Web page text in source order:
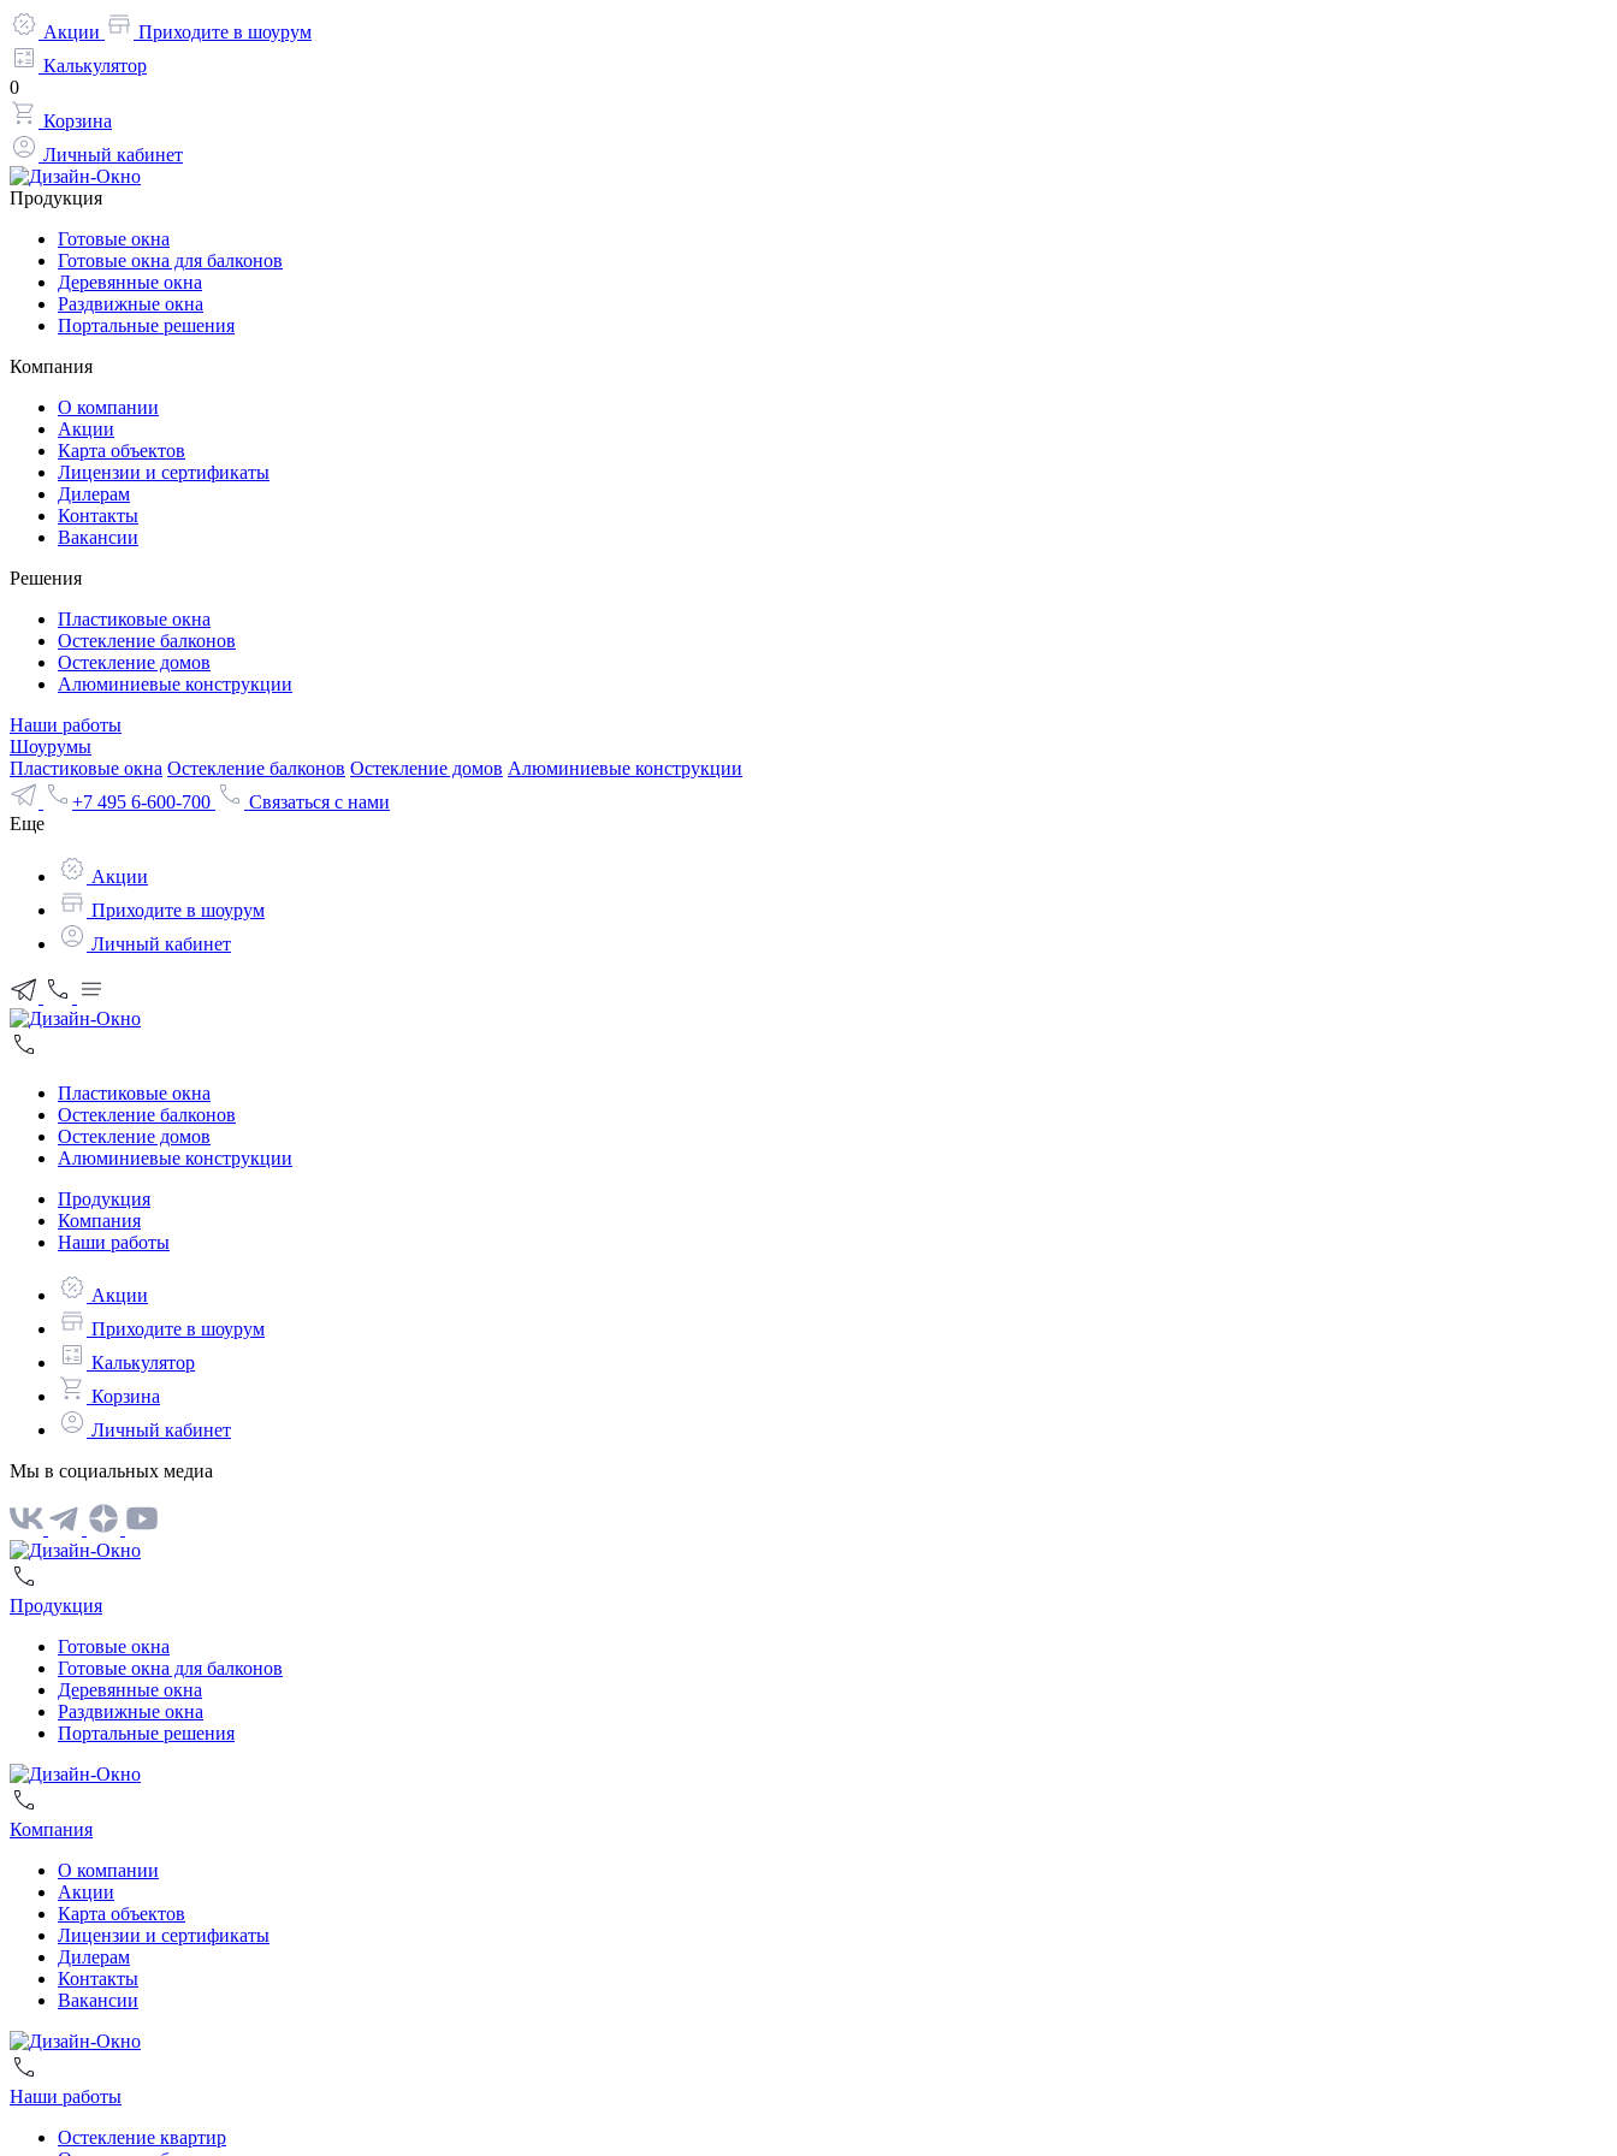
Акции
Приходите в шоурум
Калькулятор
0
Корзина
Личный кабинет
Продукция
Готовые окна
Готовые окна для балконов
Деревянные окна
Раздвижные окна
Портальные решения
Компания
О компании
Акции
Карта объектов
Лицензии и сертификаты
Дилерам
Контакты
Вакансии
Решения
Пластиковые окна
Остекление балконов
Остекление домов
Алюминиевые конструкции
Наши работы
Шоурумы
Пластиковые окна Остекление балконов Остекление домов Алюминиевые конструкции
+7 495 6-600-700
Связаться с нами
Еще
Акции
Приходите в шоурум
Личный кабинет
Пластиковые окна
Остекление балконов
Остекление домов
Алюминиевые конструкции
Продукция
Компания
Наши работы
Акции
Приходите в шоурум
Калькулятор
Корзина
Личный кабинет
Мы в социальных медиа
Продукция
Готовые окна
Готовые окна для балконов
Деревянные окна
Раздвижные окна
Портальные решения
Компания
О компании
Акции
Карта объектов
Лицензии и сертификаты
Дилерам
Контакты
Вакансии
Наши работы
Остекление квартир